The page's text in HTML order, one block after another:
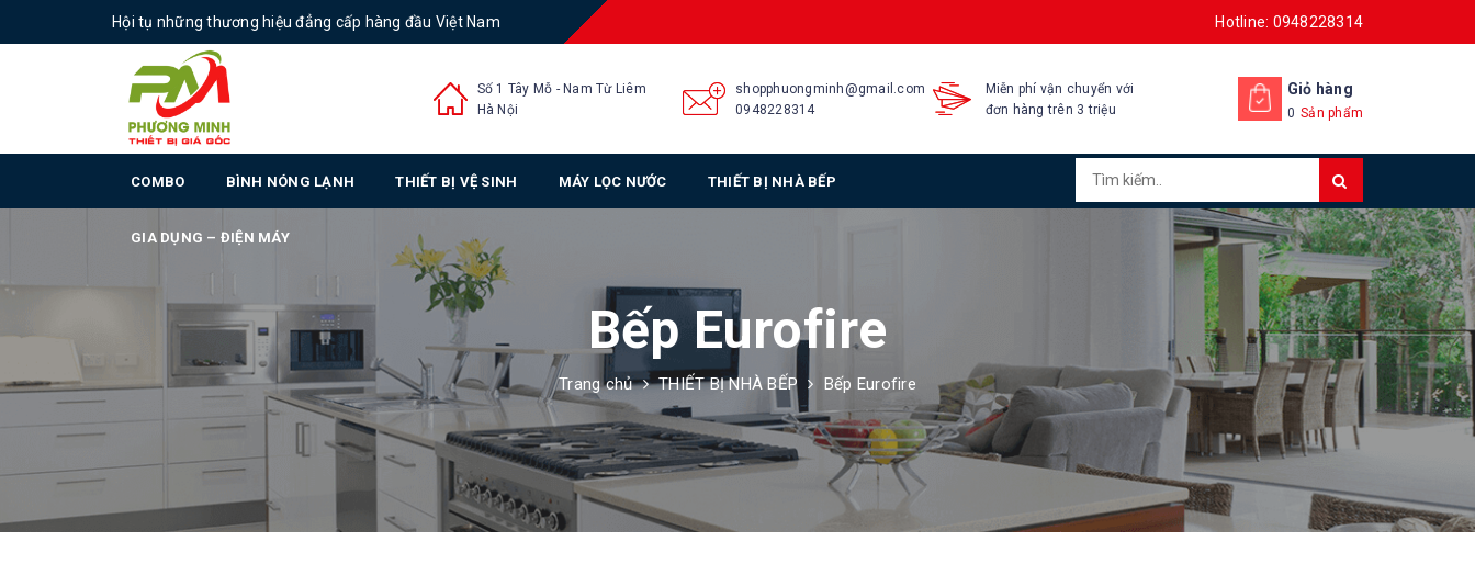
Hội tụ những thương hiệu đẳng cấp hàng đầu Việt Nam Hotline: 0948228314
Số 1 Tây Mỗ - Nam Từ Liêm
Hà Nội
shopphuongminh@gmail.com
0948228314
Miễn phí vận chuyển với
đơn hàng trên 3 triệu
Giỏ hàng
0 Sản phẩm
COMBO BÌNH NÓNG LẠNH THIẾT BỊ VỆ SINH MÁY LỌC NƯỚC THIẾT BỊ NHÀ BẾP
GIA DỤNG – ĐIỆN MÁY
Bếp Eurofire
Trang chủ THIẾT BỊ NHÀ BẾP Bếp Eurofire